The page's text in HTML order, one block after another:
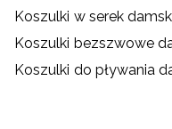
Koszulki w serek